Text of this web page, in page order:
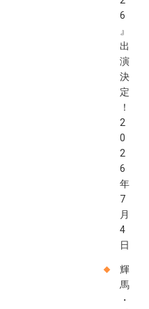
6
』
出
演
決
定
！
2
0
2
6
年
7
月
4
日
輝
馬
・